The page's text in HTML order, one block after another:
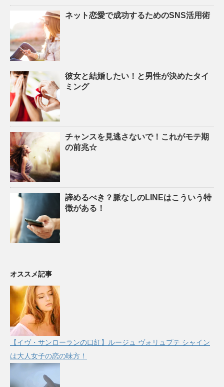
ネット恋愛で成功するためのSNS活用術
彼女と結婚したい！と男性が決めたタイ
ミング
チャンスを見逃さないで！これがモテ期
の前兆☆
諦めるべき？脈なしのLINEはこういう特
徴がある！
オススメ記事
【イヴ・サンローランの口紅】ルージュ ヴォリュプテ シャイン
は大人女子の恋の味方！